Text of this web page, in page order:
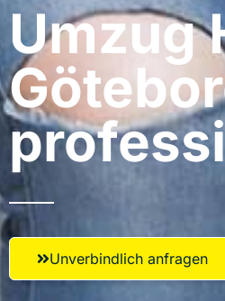
Umzug
Unverbindlich anfragen